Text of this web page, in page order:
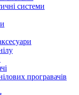
системи
програвачів